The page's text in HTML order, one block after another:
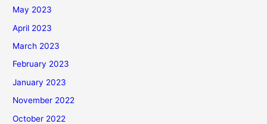
May 2023
April 2023
March 2023
February 2023
January 2023
November 2022
October 2022